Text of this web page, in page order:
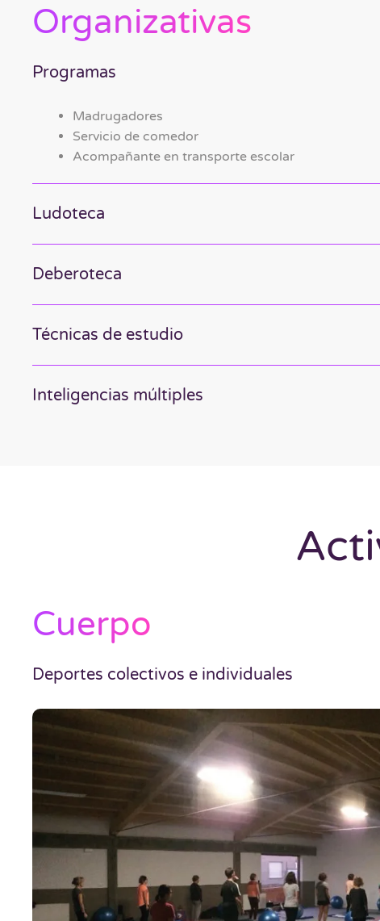
Organizativas
Programas
Madrugadores
Servicio de comedor
Acompañante en transporte escolar
Ludoteca
Deberoteca
Técnicas de estudio
Inteligencias múltiples
Cuerpo
Deportes colectivos e individuales